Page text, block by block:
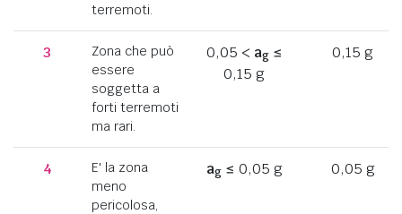
terremoti.
3
Zona che può
essere
soggetta a
forti terremoti
ma rari.
0,05 < ag≤
0,15 g
0,15 g
4
E' la zona
meno
pericolosa,
ag≤ 0,05 g 0,05 g